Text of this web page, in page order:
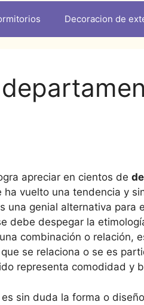
Decoracion de
apreciar en cientos de
vuelto una tendencia y
una genial alternativa para
debe despegar la
combinación o relación,
se relaciona o se es
representa comodidad y
sin duda la forma o